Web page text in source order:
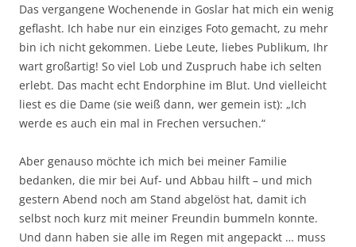
Das vergangene Wochenende in Goslar hat mich ein wenig
geflasht. Ich habe nur ein einziges Foto gemacht, zu mehr
bin ich nicht gekommen. Liebe Leute, liebes Publikum, Ihr
wart großartig! So viel Lob und Zuspruch habe ich selten
erlebt. Das macht echt Endorphine im Blut. Und vielleicht
liest es die Dame (sie weiß dann, wer gemein ist): „Ich
werde es auch ein mal in Frechen versuchen.“
Aber genauso möchte ich mich bei meiner Familie
bedanken, die mir bei Auf- und Abbau hilft – und mich
gestern Abend noch am Stand abgelöst hat, damit ich
selbst noch kurz mit meiner Freundin bummeln konnte.
Und dann haben sie alle im Regen mit angepackt … muss